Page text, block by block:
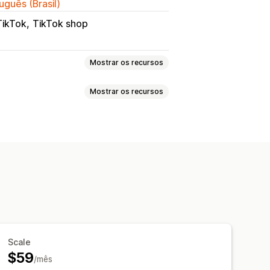
(Brasil)
TikTok shop
Mostrar os recursos
feed
Mostrar os recursos
Scale
$59/mês